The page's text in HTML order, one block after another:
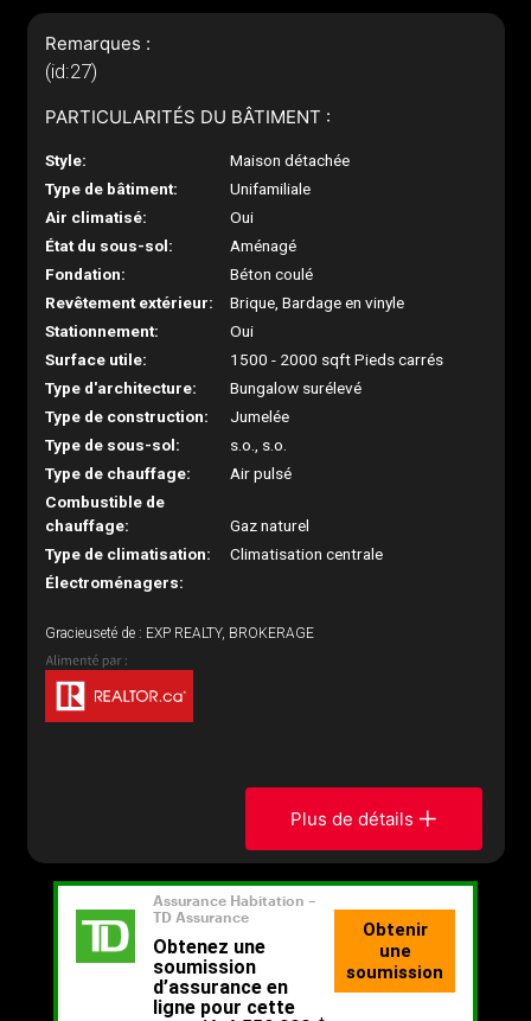
Remarques :
(id:27)
PARTICULARITÉS DU BÂTIMENT :
Style:
Maison détachée
Type de bâtiment:
Unifamiliale
Air climatisé:
Oui
État du sous-sol:
Aménagé
Fondation:
Béton coulé
Revêtement extérieur:
Brique, Bardage en vinyle
Stationnement:
Oui
Surface utile:
1500 - 2000 sqft Pieds carrés
Type d'architecture:
Bungalow surélevé
Type de construction:
Jumelée
Type de sous-sol:
s.o., s.o.
Type de chauffage:
Air pulsé
Combustible de
chauffage:
Gaz naturel
Type de climatisation:
Climatisation centrale
Électroménagers:
Gracieuseté de : EXP REALTY, BROKERAGE
Plus de détails